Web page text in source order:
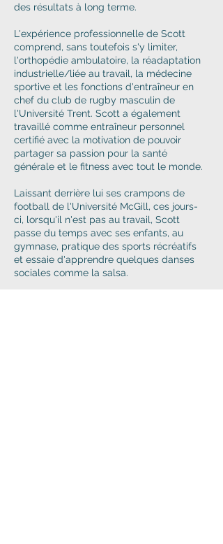
des résultats à long terme.
L'expérience professionnelle de Scott
comprend, sans toutefois s'y limiter,
l'orthopédie ambulatoire, la réadaptation
industrielle/liée au travail, la médecine
sportive et les fonctions d'entraîneur en
chef du club de rugby masculin de
l'Université Trent. Scott a également
travaillé comme entraîneur personnel
certifié avec la motivation de pouvoir
partager sa passion pour la santé
générale et le fitness avec tout le monde.
Laissant derrière lui ses crampons de
football de l'Université McGill, ces jours-
ci, lorsqu'il n'est pas au travail, Scott
passe du temps avec ses enfants, au
gymnase, pratique des sports récréatifs
et essaie d'apprendre quelques danses
sociales comme la salsa.